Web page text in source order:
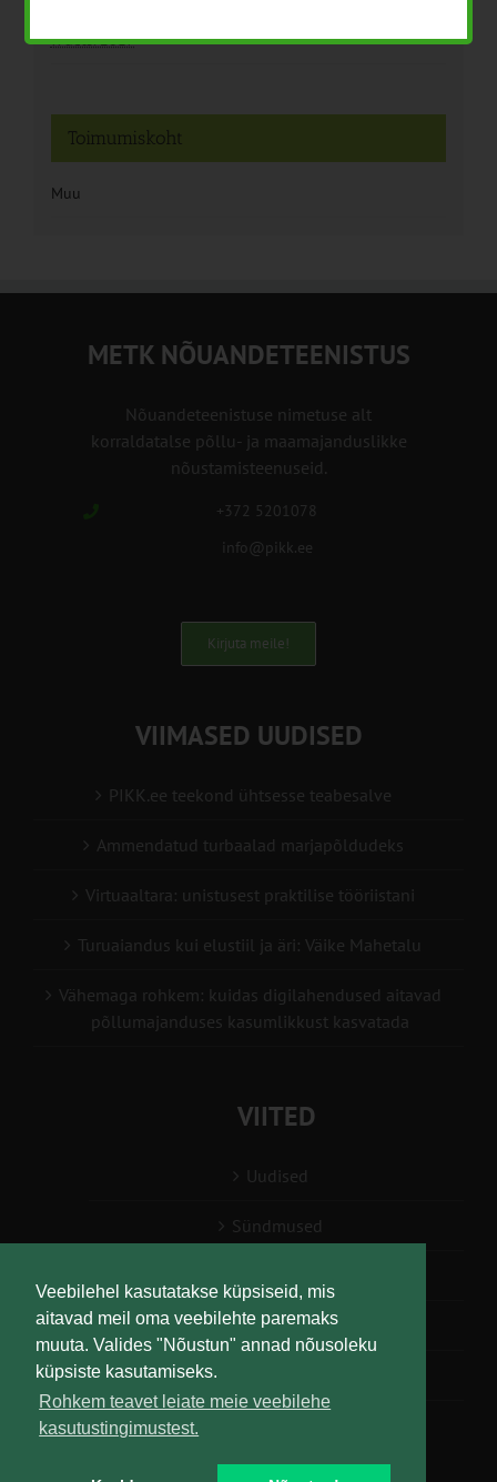
Veebilehel kasutatakse küpsiseid, mis
aitavad meil oma veebilehte paremaks
muuta. Valides "Nõustun" annad nõusoleku
küpsiste kasutamiseks.
Rohkem teavet leiate meie veebilehe
kasutustingimustest.
7. dets. 2017
Toimumiskoht
Muu
METK NÕUANDETEENISTUS
Nõuandeteenistuse nimetuse alt
korraldatalse põllu- ja maamajanduslikke
nõustamisteenuseid.
+372 5201078
info@pikk.ee
Kirjuta meile!
VIIMASED UUDISED
PIKK.ee teekond ühtsesse teabesalve
Ammendatud turbaalad marjapõldudeks
Virtuaaltara: unistusest praktilise tööriistani
Turuaiandus kui elustiil ja äri: Väike Mahetalu
Vähemaga rohkem: kuidas digilahendused aitavad
põllumajanduses kasumlikkust kasvatada
VIITED
Uudised
Sündmused
Teabesalv
Liitu uudiskirjaga